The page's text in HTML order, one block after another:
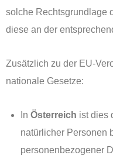
solche Rechtsgrundlage
diese an der
Zusätzlich zu der EU-
nationale Gesetze:
In Österreich ist dies
natürlicher Personen
personenbezogener